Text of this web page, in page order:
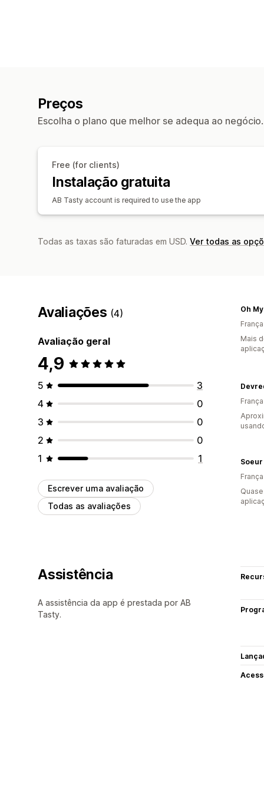
Preços
Escolha o plano que melhor se adequa ao negócio.
Free (for clients)
Instalação gratuita
AB Tasty account is required to use the app
Todas as taxas são faturadas em USD. Ver todas as
Avaliações (4)
Avaliação geral
4,9
5
3
4
0
3
0
2
0
1
1
Escrever uma avaliação
Todas as avaliações
Oh
França
Mais
França
Soeur
França
Assistência
A assistência da app é prestada por AB
Tasty.